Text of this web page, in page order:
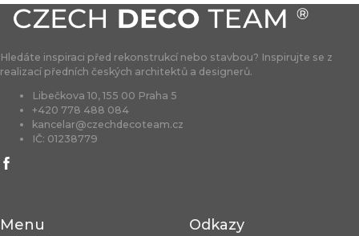
Hledáte inspiraci před rekonstrukcí nebo stavbou? Inspirujte se z
realizací předních českých architektů a designerů.
Libečkova 10, 155 00 Praha 5
+420 778 488 084
kancelar@czechdecoteam.cz
IČ: 01238779
Menu Odkazy